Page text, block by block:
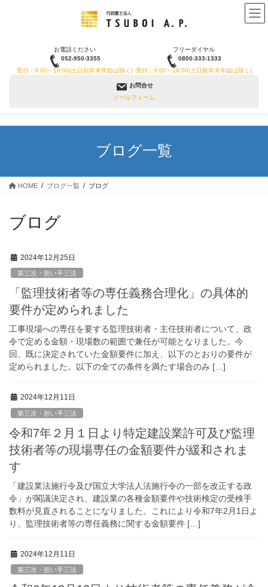
お電話ください
052-950-3355
受付：9:00～18:00(土日祝年末年始は除く)
フリーダイヤル
0800-333-1333
受付：9:00～18:00(土日祝年末年始は除く)
お問合せ
メールフォーム
ブログ一覧
HOME ブログ一覧 ブログ
ブログ
2024年12月25日
第三次・担い手三法
「監理技術者等の専任義務合理化」の具体的
要件が定められました
工事現場への専任を要する監理技術者・主任技術者について、政
令で定める金額・現場数の範囲で兼任が可能となりました。今
回、既に決定されていた金額要件に加え、以下のとおりの要件が
定められました。以下の全ての条件を満たす場合のみ […]
2024年12月11日
第三次・担い手三法
令和7年２月１日より特定建設業許可及び監理
技術者等の現場専任の金額要件が緩和されま
す
「建設業法施行令及び国立大学法人法施行令の一部を改正する政
令」が閣議決定され、建設業の各種金額要件や技術検定の受検手
数料が見直されることになりました。これにより令和7年2月1日よ
り、監理技術者等の専任義務に関する金額要件 […]
2024年12月11日
第三次・担い手三法